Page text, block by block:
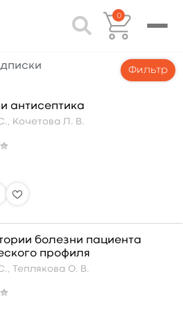
0
Фильтр
антисептика
Кочетова Л. В.
болезни пациента
профиля
Теплякова О. В.